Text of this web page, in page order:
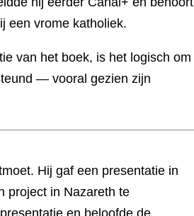
een vrome katholiek.
van het boek, is het logisch om
— vooral gezien zijn
Hij gaf een presentatie in
project in Nazareth te
en beloofde de